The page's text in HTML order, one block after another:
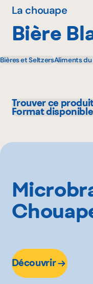
La chouape
Bière
Bières et SeltzersAliments
Trouver ce
Avril -
L'intermarché
Provigo
Format disponible
Découvrir